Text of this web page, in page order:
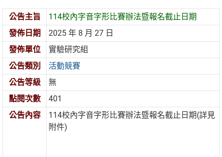
公告主旨
114校內字音字形比賽辦法暨報名截止日期
發佈日期
2025 年 8 月 27 日
發佈單位
實驗研究組
公告類別
活動競賽
公告等級
無
點閱次數
401
公告內容
114校內字音字形比賽辦法暨報名截止日期(詳見
附件)